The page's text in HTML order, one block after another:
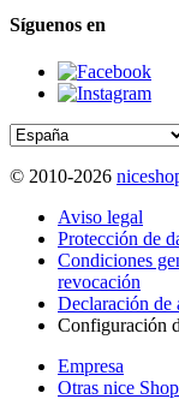
Síguenos en
© 2010-2026
Aviso legal
Protección de
Condiciones
revocación
Declaración de
Configuración
Empresa
Otras nice